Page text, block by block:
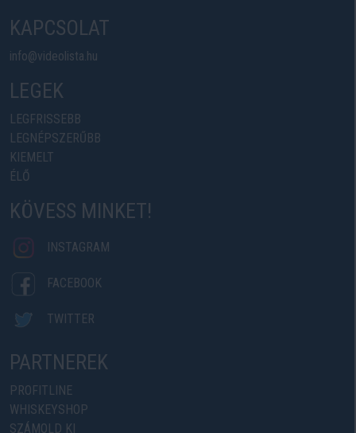
KAPCSOLAT
info@videolista.hu
LEGEK
LEGFRISSEBB
LEGNÉPSZERŰBB
KIEMELT
ÉLŐ
KÖVESS MINKET!
INSTAGRAM
FACEBOOK
TWITTER
PARTNEREK
PROFITLINE
WHISKEYSHOP
SZÁMOLD KI